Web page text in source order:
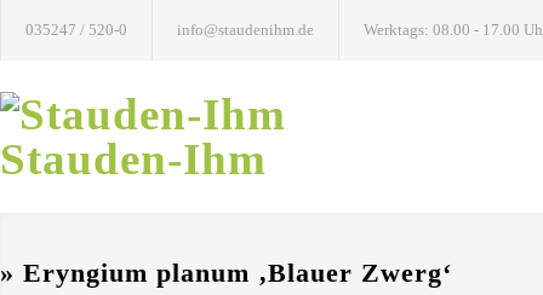
035247 / 520-0 info@staudenihm.de Werktags: 08.00 - 17.00
Stauden-Ihm
» Eryngium planum ‚Blauer Zwerg‘